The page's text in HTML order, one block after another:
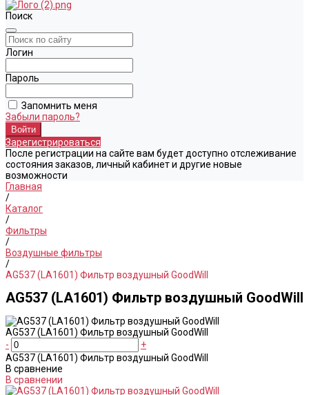
Поиск
Логин
Пароль
Запомнить меня
Забыли пароль?
Зарегистрироваться
После регистрации на сайте вам будет доступно отслеживание
состояния заказов, личный кабинет и другие новые
возможности
Главная
/
Каталог
/
Фильтры
/
Воздушные фильтры
/
AG537 (LA1601) Фильтр воздушный GoodWill
AG537 (LA1601) Фильтр воздушный GoodWill
AG537 (LA1601) Фильтр воздушный GoodWill
-
+
AG537 (LA1601) Фильтр воздушный GoodWill
В сравнение
В сравнении